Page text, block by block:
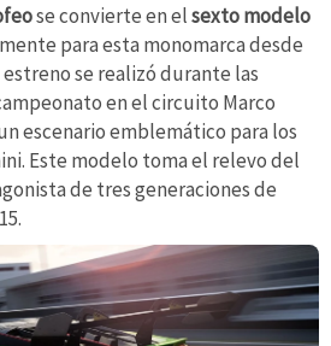
se convierte en elsexto modelo
para esta monomarca desde
estreno se realizó durante las
en el circuito Marco
escenario emblemático para los
Este modelo toma el relevo del
de tres generaciones de